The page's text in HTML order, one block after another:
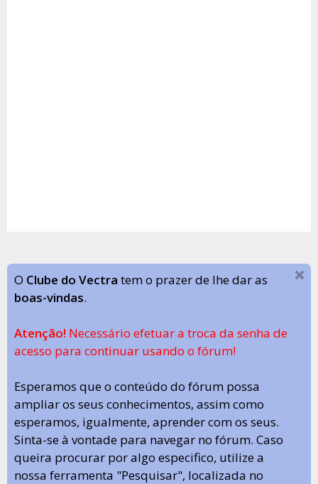
O Clube do Vectra tem o prazer de lhe dar as
boas-vindas.
Atenção! Necessário efetuar a troca da senha de
acesso para continuar usando o fórum!
Esperamos que o conteúdo do fórum possa
ampliar os seus conhecimentos, assim como
esperamos, igualmente, aprender com os seus.
Sinta-se à vontade para navegar no fórum. Caso
queira procurar por algo especifico, utilize a
nossa ferramenta "Pesquisar", localizada no